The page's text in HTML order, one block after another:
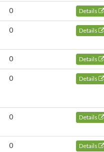
0 Details
0 Details
0 Details
0 Details
0 Details
0 Details